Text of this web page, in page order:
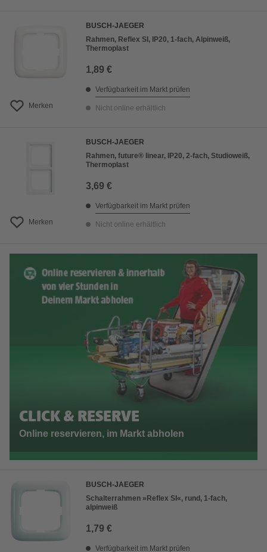
Merken
BUSCH-JAEGER
Rahmen, Reflex SI, IP20, 1-fach, Alpinweiß,
Thermoplast
1,89 €
Verfügbarkeit im Markt prüfen
Nicht online erhältlich
Merken
BUSCH-JAEGER
Rahmen, future® linear, IP20, 2-fach, Studioweiß,
Thermoplast
3,69 €
Verfügbarkeit im Markt prüfen
Nicht online erhältlich
CLICK & RESERVE
Online reservieren, im Markt abholen
BUSCH-JAEGER
Schalterrahmen »Reflex SI«, rund, 1-fach,
alpinweiß
1,79 €
Verfügbarkeit im Markt prüfen